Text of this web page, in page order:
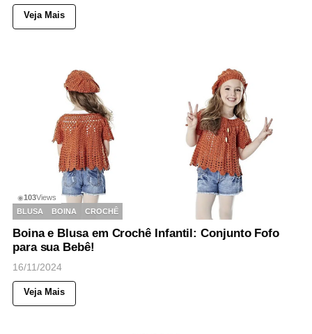
Veja Mais
◉103Views
BLUSA
BOINA CROCHÊ
Boina e Blusa em Crochê Infantil: Conjunto Fofo
para sua Bebê!
16/11/2024
Veja Mais